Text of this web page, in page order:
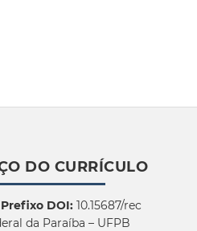
DO CURRÍCULO
Prefixo DOI:10.15687/rec
da Paraíba – UFPB